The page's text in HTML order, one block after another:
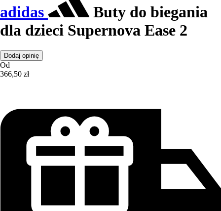
adidas
Buty do biegania
dla dzieci Supernova Ease 2
Dodaj opinię
Od
366,50 zł